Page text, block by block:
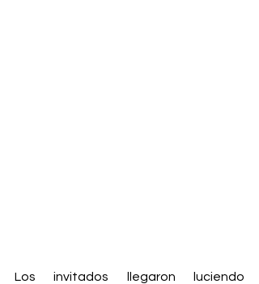
Los invitados llegaron luciendo